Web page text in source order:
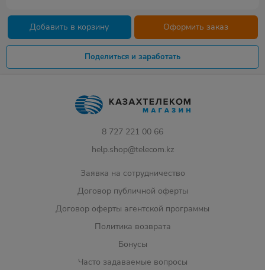
Добавить в корзину Оформить заказ
Поделиться и заработать
8 727 221 00 66
help.shop@telecom.kz
Заявка на сотрудничество
Договор публичной оферты
Договор оферты агентской программы
Политика возврата
Бонусы
Часто задаваемые вопросы